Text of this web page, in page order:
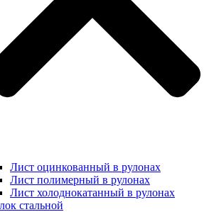
Лист оцинкованный в рулонах
Лист полимерный в рулонах
Лист холоднокатанный в рулонах
стальной